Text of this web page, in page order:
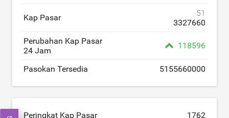
Kap Pasar
51
3327660
Perubahan Kap Pasar
24 Jam
118596
Pasokan Tersedia 5155660000
Peringkat Kap Pasar 1762